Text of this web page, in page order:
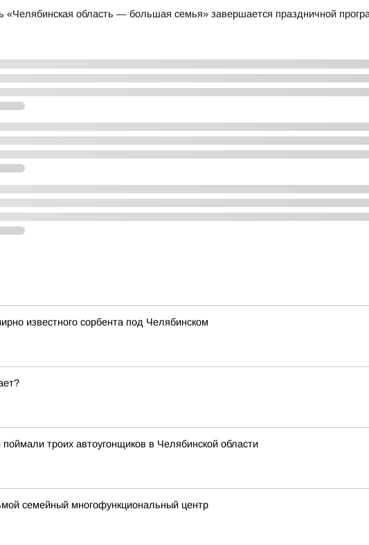
«Челябинская область — большая семья» завершается праздничной
известного сорбента под Челябинском
троих автоугонщиков в Челябинской области
семейный многофункциональный центр